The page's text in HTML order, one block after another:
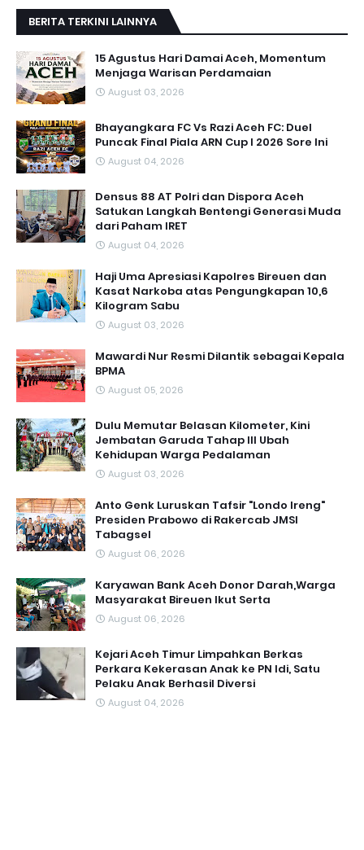
BERITA TERKINI LAINNYA
15 Agustus Hari Damai Aceh, Momentum
Menjaga Warisan Perdamaian
August 03, 2026
Bhayangkara FC Vs Razi Aceh FC: Duel
Puncak Final Piala ARN Cup I 2026 Sore Ini
August 04, 2026
Densus 88 AT Polri dan Dispora Aceh
Satukan Langkah Bentengi Generasi Muda
dari Paham IRET
August 04, 2026
Haji Uma Apresiasi Kapolres Bireuen dan
Kasat Narkoba atas Pengungkapan 10,6
Kilogram Sabu
August 03, 2026
Mawardi Nur Resmi Dilantik sebagai Kepala
BPMA
August 05, 2026
Dulu Memutar Belasan Kilometer, Kini
Jembatan Garuda Tahap III Ubah
Kehidupan Warga Pedalaman ‎
August 03, 2026
Anto Genk Luruskan Tafsir "Londo Ireng"
Presiden Prabowo di Rakercab JMSI
Tabagsel
August 06, 2026
Karyawan Bank Aceh Donor Darah,Warga
Masyarakat Bireuen Ikut Serta
August 06, 2026
Kejari Aceh Timur Limpahkan Berkas
Perkara Kekerasan Anak ke PN Idi, Satu
Pelaku Anak Berhasil Diversi
August 04, 2026